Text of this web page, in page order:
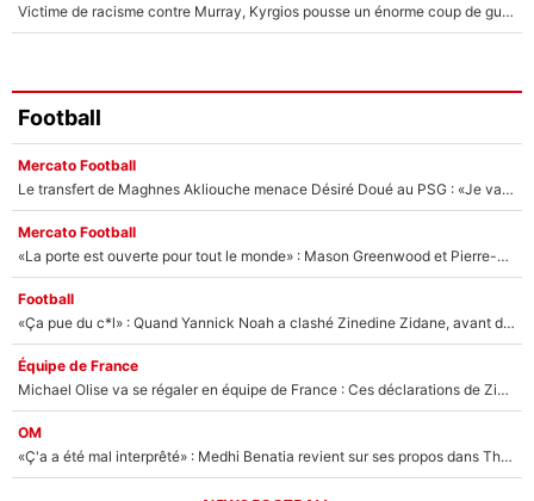
Victime de racisme contre Murray, Kyrgios pousse un énorme coup de gueule !
Football
Mercato Football
Le transfert de Maghnes Akliouche menace Désiré Doué au PSG : «Je valide à 200%»
Mercato Football
«La porte est ouverte pour tout le monde» : Mason Greenwood et Pierre-Emerick Aubameyang ont quitté l'OM, Amine Gouiri balance sur la suite du mercato et sur la réaction du vestiaire !
Football
«Ça pue du c*l» : Quand Yannick Noah a clashé Zinedine Zidane, avant de se faire recadrer par le nouveau sélectionneur de l'équipe de France !
Équipe de France
Michael Olise va se régaler en équipe de France : Ces déclarations de Zinedine Zidane qui prouvent qu'il va tout miser sur la star du Bayern Munich !
OM
«Ç'a a été mal interprêté» : Medhi Benatia revient sur ses propos dans The Bridge et précise ses conditions pour rejoindre le PSG !